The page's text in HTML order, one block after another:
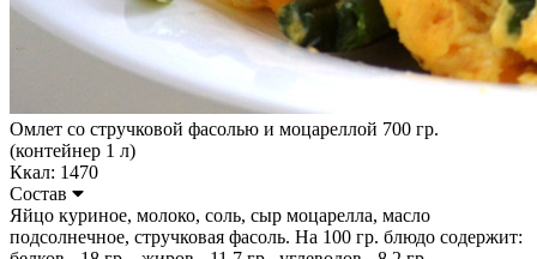
Омлет со стручковой фасолью и моцареллой 700 гр.
(контейнер 1 л)
Ккал: 1470
Состав
Яйцо куриное, молоко, соль, сыр моцарелла, масло
подсолнечное, стручковая фасоль. На 100 гр. блюдо содержит: